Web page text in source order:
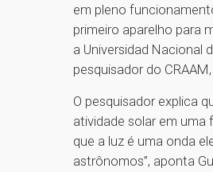
em pleno
primeiro aparelho para
a Universidad Nacional
pesquisador do
O pesquisador explica
atividade solar em uma
que a luz é uma onda
astrônomos”, aponta